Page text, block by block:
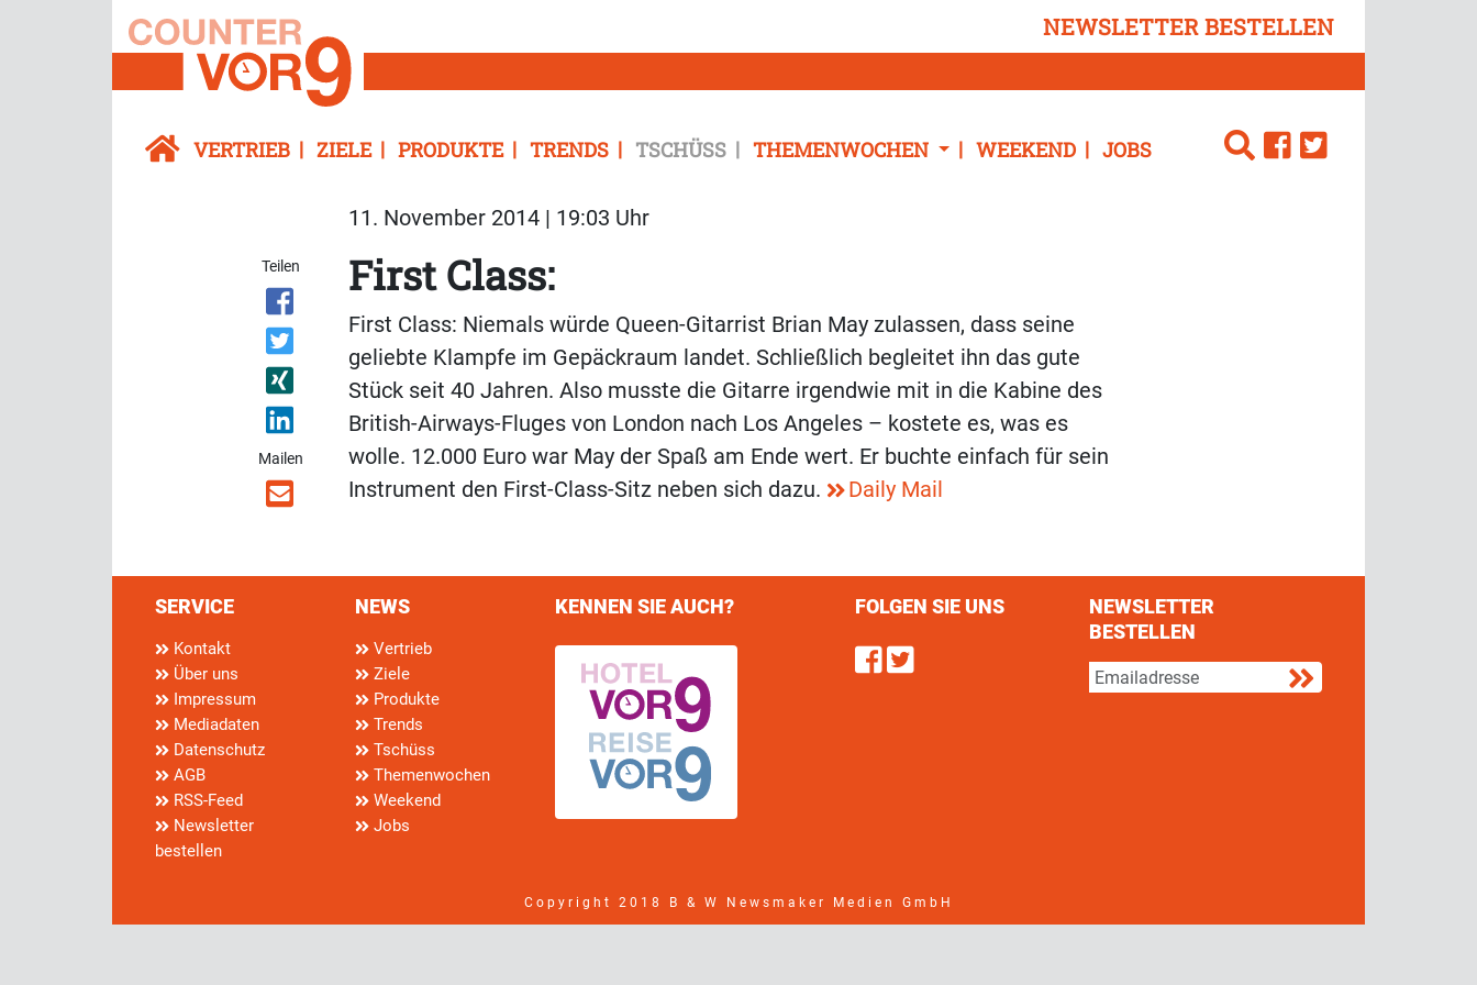
NEWSLETTER BESTELLEN
VERTRIEB ZIELE PRODUKTE TRENDS TSCHÜSS THEMENWOCHEN WEEKEND JOBS
11. November 2014 | 19:03 Uhr
Teilen
Mailen
First Class:
First Class: Niemals würde Queen-Gitarrist Brian May zulassen, dass seine
geliebte Klampfe im Gepäckraum landet. Schließlich begleitet ihn das gute
Stück seit 40 Jahren. Also musste die Gitarre irgendwie mit in die Kabine des
British-Airways-Fluges von London nach Los Angeles – kostete es, was es
wolle. 12.000 Euro war May der Spaß am Ende wert. Er buchte einfach für sein
Instrument den First-Class-Sitz neben sich dazu.
Daily Mail
SERVICE
Kontakt
Über uns
Impressum
Mediadaten
Datenschutz
AGB
RSS-Feed
Newsletter
bestellen
NEWS
Vertrieb
Ziele
Produkte
Trends
Tschüss
Themenwochen
Weekend
Jobs
KENNEN SIE AUCH? FOLGEN SIE UNS
Find us on Facebook
Follow us on Twitter
NEWSLETTER
BESTELLEN
Copyright 2018 B & W Newsmaker Medien GmbH